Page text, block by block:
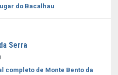
do Bacalhau
Serra
completo de Monte Bento da